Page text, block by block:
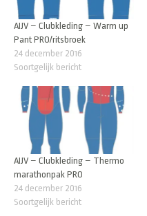
AIJV – Clubkleding – Warm up
Pant PRO/ritsbroek
24 december 2016
Soortgelijk bericht
AIJV – Clubkleding – Thermo
marathonpak PRO
24 december 2016
Soortgelijk bericht